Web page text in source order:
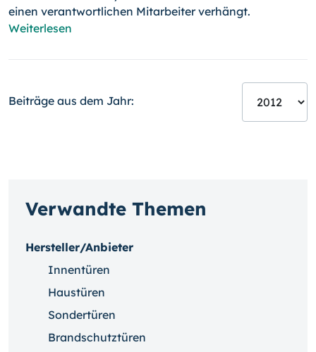
einen verantwortlichen Mitarbeiter ver­hängt.
Weiterlesen
Beiträge aus dem Jahr:
Verwandte Themen
Hersteller/Anbieter
Innentüren
Haustüren
Sondertüren
Brandschutztüren